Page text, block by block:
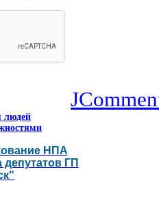
людей
НПА
ГП